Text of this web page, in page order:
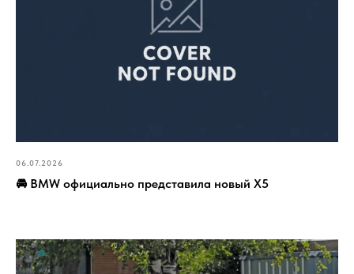
06.07.2026
🚘 BMW официально представила новый X5